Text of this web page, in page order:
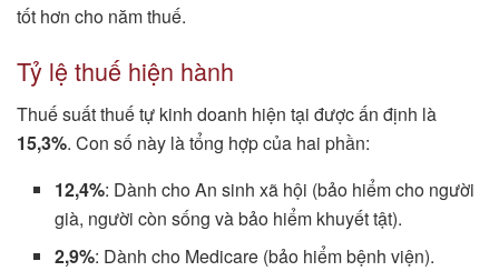
tốt hơn cho năm thuế.
Tỷ lệ thuế hiện hành
Thuế suất thuế tự kinh doanh hiện tại được ấn định là
15,3%. Con số này là tổng hợp của hai phần:
12,4%: Dành cho An sinh xã hội (bảo hiểm cho người
già, người còn sống và bảo hiểm khuyết tật).
2,9%: Dành cho Medicare (bảo hiểm bệnh viện).